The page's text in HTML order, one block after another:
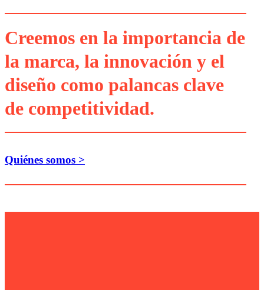
Creemos en la importancia de
la marca, la innovación y el
diseño como palancas clave
de competitividad.
Quiénes somos >